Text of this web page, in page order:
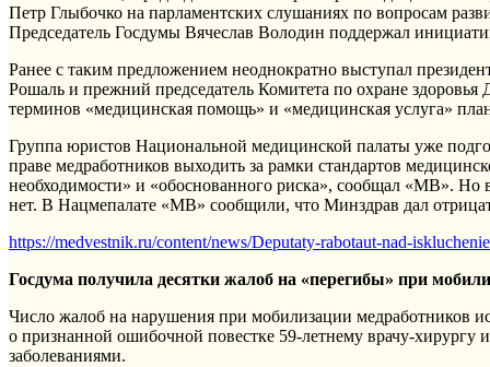
Петр Глыбочко на парламентских слушаниях по вопросам
Председатель Госдумы Вячеслав Володин поддержал
Ранее с таким предложением неоднократно выступал
Рошаль и прежний председатель Комитета по охране
терминов «медицинская помощь» и «медицинская услуга»
Группа юристов Национальной медицинской палаты уже
праве медработников выходить за рамки стандартов
необходимости» и «обоснованного риска», сообщал «МВ». Но
нет. В Нацмепалате «МВ» сообщили, что Минздрав дал
https://medvestnik.ru/content/news/Deputaty-rabotaut-nad-
Госдума получила десятки жалоб на «перегибы» при
Число жалоб на нарушения при мобилизации медработников
о признанной ошибочной повестке 59-летнему врачу-хирургу
заболеваниями.